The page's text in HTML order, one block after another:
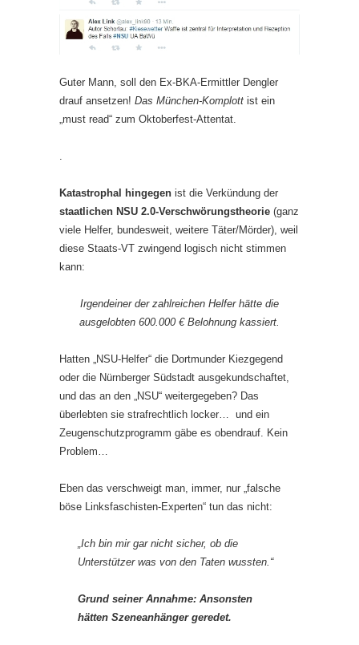
Guter Mann, soll den Ex-BKA-Ermittler Dengler
drauf ansetzen! Das München-Komplott ist ein
„must read“ zum Oktoberfest-Attentat.
Katastrophal hingegen ist die Verkündung der
staatlichen NSU 2.0-Verschwörungstheorie (ganz
viele Helfer, bundesweit, weitere Täter/Mörder), weil
diese Staats-VT zwingend logisch nicht stimmen
kann:
Irgendeiner der zahlreichen Helfer hätte die
ausgelobten 600.000 € Belohnung kassiert.
Hatten „NSU-Helfer“ die Dortmunder Kiezgegend
oder die Nürnberger Südstadt ausgekundschaftet,
und das an den „NSU“ weitergegeben? Das
überlebten sie strafrechtlich locker… und ein
Zeugenschutzprogramm gäbe es obendrauf. Kein
Problem…
Eben das verschweigt man, immer, nur „falsche
böse Linksfaschisten-Experten“ tun das nicht:
„Ich bin mir gar nicht sicher, ob die
Unterstützer was von den Taten wussten.“
Grund seiner Annahme: Ansonsten
hätten Szeneanhänger geredet.